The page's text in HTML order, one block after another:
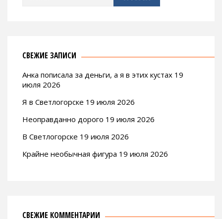
СВЕЖИЕ ЗАПИСИ
Анка пописала за деньги, а я в этих кустах 19
июля 2026
Я в Светлогорске 19 июля 2026
Неоправданно дорого 19 июля 2026
В Светлогорске 19 июля 2026
Крайне необычная фигура 19 июля 2026
СВЕЖИЕ КОММЕНТАРИИ